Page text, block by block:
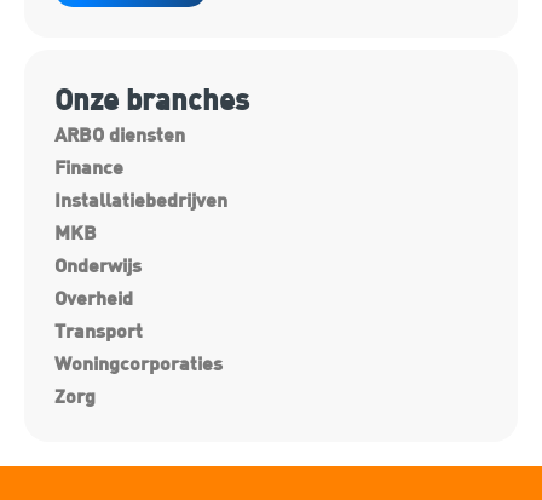
Onze branches
ARBO diensten
Finance
Installatiebedrijven
MKB
Onderwijs
Overheid
Transport
Woningcorporaties
Zorg